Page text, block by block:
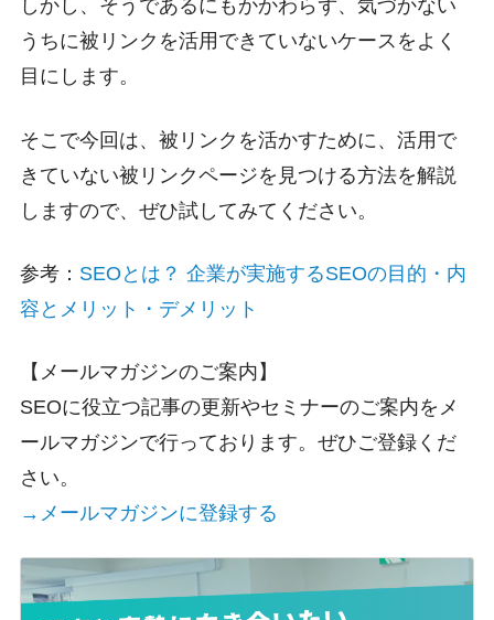
しかし、そうであるにもかかわらず、気づかない
うちに被リンクを活用できていないケースをよく
目にします。
そこで今回は、被リンクを活かすために、活用で
きていない被リンクページを見つける方法を解説
しますので、ぜひ試してみてください。
参考： SEOとは？ 企業が実施するSEOの目的・内
容とメリット・デメリット
【メールマガジンのご案内】
SEOに役立つ記事の更新やセミナーのご案内をメ
ールマガジンで行っております。ぜひご登録くだ
さい。
→メールマガジンに登録する